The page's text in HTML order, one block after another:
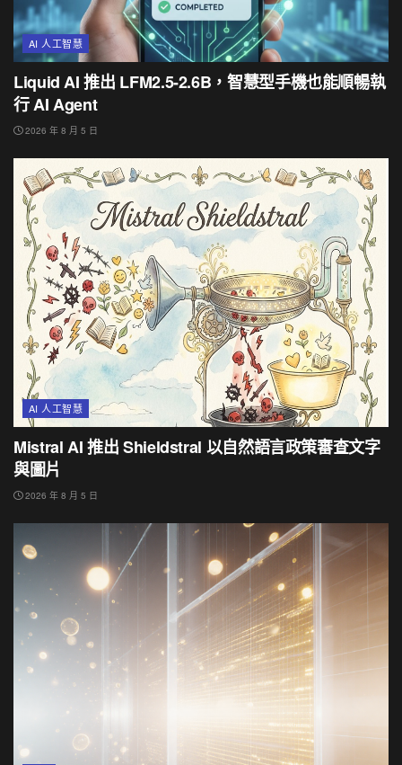
AI 人工智慧
Liquid AI 推出 LFM2.5-2.6B，智慧型手機也能順暢執
行 AI Agent
2026 年 8 月 5 日
AI 人工智慧
Mistral AI 推出 Shieldstral 以自然語言政策審查文字
與圖片
2026 年 8 月 5 日